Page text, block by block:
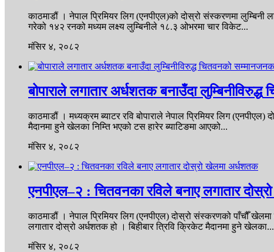
काठमाडौं । नेपाल प्रिमियर लिग (एनपीएल)को दोस्रो संस्करणमा
गरेको १४२ रनको मध्यम लक्ष्य लुम्बिनीले १८.३ ओभरमा चार विकेट...
मंसिर ४, २०८२
बोपाराले लगातार अर्धशतक बनाउँदा
काठमाडौं । मध्यक्रम ब्याटर रवि बोपाराले नेपाल प्रिमियर लिग
मैदानमा हुने खेलका निम्ति भएको टस हारेर ब्याटिङमा आएको...
मंसिर ४, २०८२
एनपीएल–२ : चितवनका रविले बनाए लगातार
काठमाडौं । नेपाल प्रिमियर लिग (एनपीएल) दोस्रो संस्करणको पाँचौँ खेलमा
लगातार दोस्रो अर्धशतक हो । बिहीबार त्रिवि क्रिकेट मैदानमा हुने खेलका...
मंसिर ४, २०८२